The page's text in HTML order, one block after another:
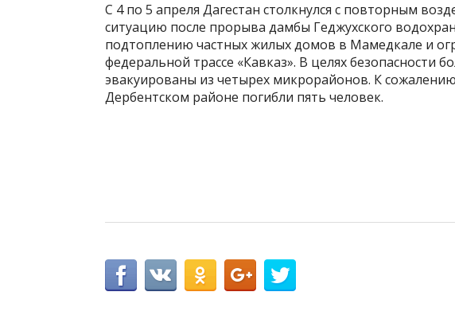
С 4 по 5 апреля Дагестан столкнулся с повторным
ситуацию после прорыва дамбы Геджухского
подтоплению частных жилых домов в Мамедкале и
федеральной трассе «Кавказ». В целях безопасности
эвакуированы из четырех микрорайонов. К
Дербентском районе погибли пять человек.